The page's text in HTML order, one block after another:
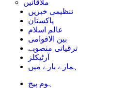
ملاقاتیں
تنظیمی خبریں
پاکستان
عالم اسلام
بین الاقوامی
ترقیاتی منصوبے
آرٹیکلز
ہمارے بارے میں
ہوم پیج